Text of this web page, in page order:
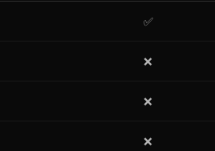
✅
❌
❌
❌